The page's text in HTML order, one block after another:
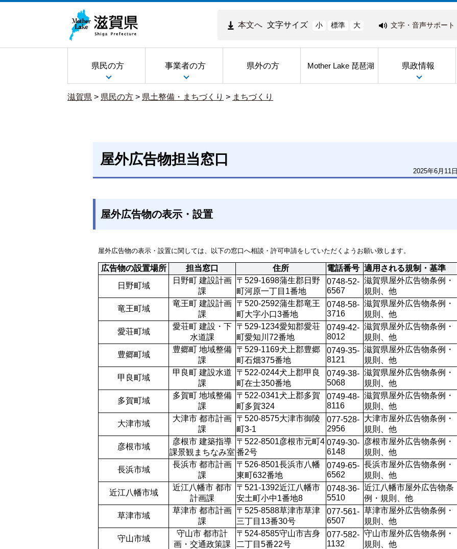
本文へ 文字サイズ 小 標準 大 文字・音声サポート
県民の方 事業者の方 県外の方 Mother Lake 琵琶湖 県政情報
滋賀県 > 県民の方 > 県土整備・まちづくり > まちづくり
屋外広告物担当窓口
2025年6月11日
屋外広告物の表示・設置
屋外広告物の表示・設置に関しては、以下の窓口へ相談・許可申請をしていただくようお願い致します。
広告物の設置場所 担当窓口 住所 電話番号 適用される規制・基準
日野町域
日野町 建設計画
課
〒529-1698蒲生郡日野
町河原一丁目1番地
0748-52-
6567
滋賀県屋外広告物条例・
規則、他
竜王町域
竜王町 建設計画
課
〒520-2592蒲生郡竜王
町大字小口3番地
0748-58-
3716
滋賀県屋外広告物条例・
規則、他
愛荘町域
愛荘町 建設・下
水道課
〒529-1234愛知郡愛荘
町愛知川72番地
0749-42-
8012
滋賀県屋外広告物条例・
規則、他
豊郷町域
豊郷町 地域整備
課
〒529-1169犬上郡豊郷
町石畑375番地
0749-35-
8121
滋賀県屋外広告物条例・
規則、他
甲良町域
甲良町 建設水道
課
〒522-0244犬上郡甲良
町在士350番地
0749-38-
5068
滋賀県屋外広告物条例・
規則、他
多賀町域
多賀町 地域整備
課
〒522-0341犬上郡多賀
町多賀324
0749-48-
8116
滋賀県屋外広告物条例・
規則、他
大津市域
大津市 都市計画
課
〒520-8575大津市御陵
町3-1
077-528-
2956
大津市屋外広告物条例・
規則、他
彦根市域
彦根市 建築指導
課景観まちなみ室
〒522-8501彦根市元町4
番2号
0749-30-
6148
彦根市屋外広告物条例・
規則、他
長浜市域
長浜市 都市計画
課
〒526-8501長浜市八幡
東町632番地
0749-65-
6562
長浜市屋外広告物条例・
規則、他
近江八幡市域
近江八幡市 都市
計画課
〒521-1392近江八幡市
安土町小中1番地8
0748-36-
5510
近江八幡市屋外広告物条
例・規則、他
草津市域
草津市 都市計画
課
〒525-8588草津市草津
三丁目13番30号
077-561-
6507
草津市屋外広告物条例・
規則、他
守山市域
守山市 都市計
画・交通政策課
〒524-8585守山市吉身
二丁目5番22号
077-582-
1132
守山市屋外広告物条例・
規則、他